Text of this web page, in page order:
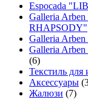
Espocada
Galleria
RHAPSODY"
Galleria
Galleria
(6)
Текстиль для
Аксессуары
Жалюзи (7)